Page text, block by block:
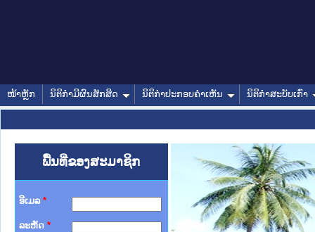
ໜ້າຫຼັກ ນິຕິກໍາມີຜົນສັກສິດ ນິຕິກໍາປະກອບຄໍາເຫັນ ນິຕິກໍາສະບັບເກົ່າ
ພື້ນທີ່ຂອງສະມາຊິກ
ອີເມລ *
ລະຫັດ *